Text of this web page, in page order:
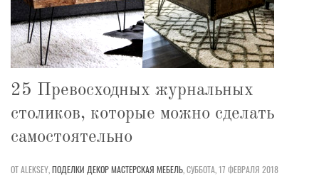
25 Превосходных журнальных
столиков, которые можно сделать
самостоятельно
ОТ ALEKSEY,ПОДЕЛКИ ДЕКОРМАСТЕРСКАЯ МЕБЕЛЬ,СУББОТА, 17 ФЕВРАЛЯ 2018